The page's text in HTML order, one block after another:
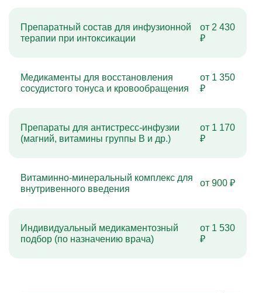
Препаратный состав для инфузионной
терапии при интоксикации
от 2 430
₽
Медикаменты для восстановления
сосудистого тонуса и кровообращения
от 1 350
₽
Препараты для антистресс-инфузии
(магний, витамины группы B и др.)
от 1 170
₽
Витаминно-минеральный комплекс для
внутривенного введения
от 900 ₽
Индивидуальный медикаментозный
подбор (по назначению врача)
от 1 530
₽